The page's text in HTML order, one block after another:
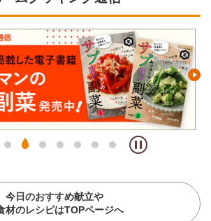
今日のおすすめ献立や
材のレシピはTOPページへ